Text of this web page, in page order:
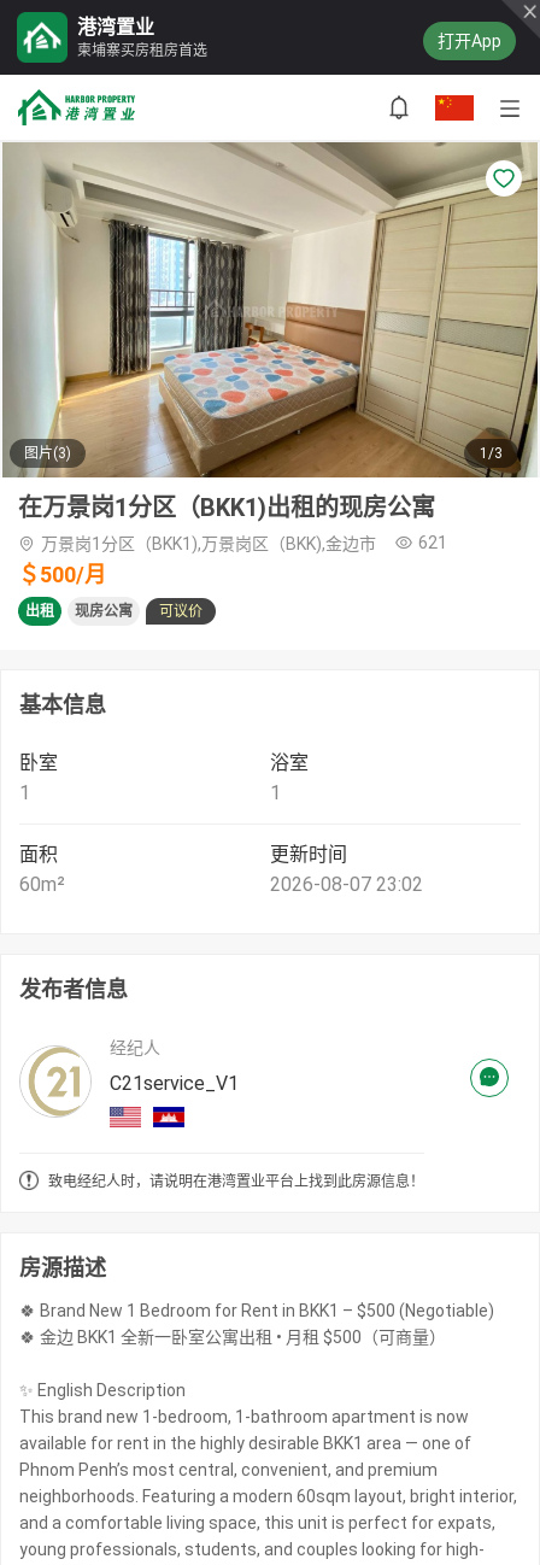
港湾置业
柬埔寨买房租房首选 打开App
图片(3) 1/3
在万景岗1分区（BKK1)出租的现房公寓
万景岗1分区（BKK1),万景岗区（BKK),金边市 621
＄500/月
出租 现房公寓 可议价
基本信息
卧室
1
浴室
1
面积
60m²
更新时间
2026-08-07 23:02
发布者信息
经纪人
C21service_V1
致电经纪人时，请说明在港湾置业平台上找到此房源信息！
房源描述
🍀 Brand New 1 Bedroom for Rent in BKK1 – $500 (Negotiable)
🍀 金边 BKK1 全新一卧室公寓出租 • 月租 $500（可商量）
✨ English Description
This brand new 1-bedroom, 1-bathroom apartment is now
available for rent in the highly desirable BKK1 area — one of
Phnom Penh’s most central, convenient, and premium
neighborhoods. Featuring a modern 60sqm layout, bright interior,
and a comfortable living space, this unit is perfect for expats,
young professionals, students, and couples looking for high-